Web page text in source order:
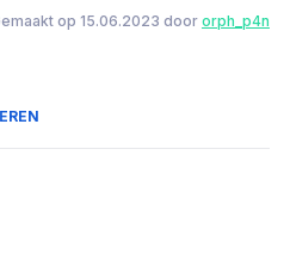
op 15.06.2023 door orph_p4n